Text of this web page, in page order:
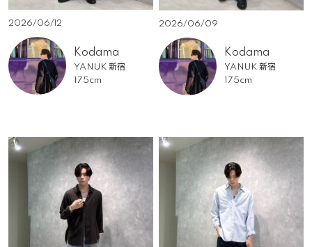
2026/06/12
Kodama
YANUK 新宿
175cm
2026/06/09
Kodama
YANUK 新宿
175cm